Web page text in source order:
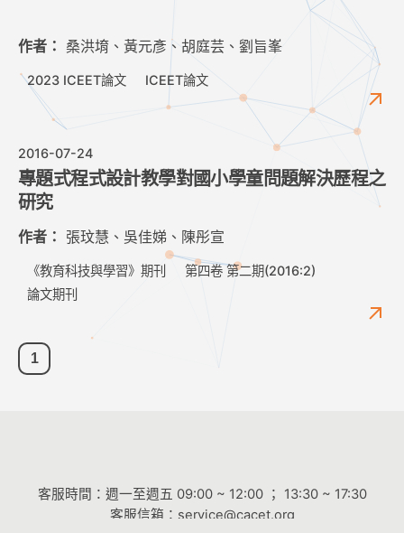
作者： 桑洪堉、黃元彥、胡庭芸、劉旨峯
2023 ICEET論文 ICEET論文
2016-07-24
專題式程式設計教學對國小學童問題解決歷程之
研究
作者： 張玟慧、吳佳娣、陳彤宣
《教育科技與學習》期刊
第四卷 第二期(2016:2)
論文期刊
1
客服時間：週一至週五 09:00 ~ 12:00 ； 13:30 ~ 17:30
客服信箱： service@cacet.org